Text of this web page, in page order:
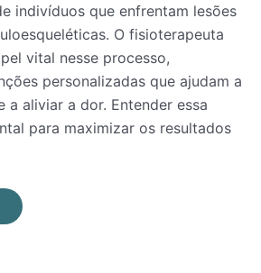
indivíduos que enfrentam lesões
O fisioterapeuta
vital nesse processo,
personalizadas que ajudam a
a aliviar a dor. Entender essa
para maximizar os resultados